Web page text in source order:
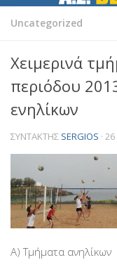
Uncategorized
Χειμερινά
περιόδου
ενηλίκων
ΣΥΝΤΆΚΤΗΣ SERGIOS ·
Α) Τμήματα ανηλίκων